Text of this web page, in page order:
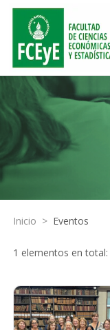
Inicio > Eventos
1 elementos en total: